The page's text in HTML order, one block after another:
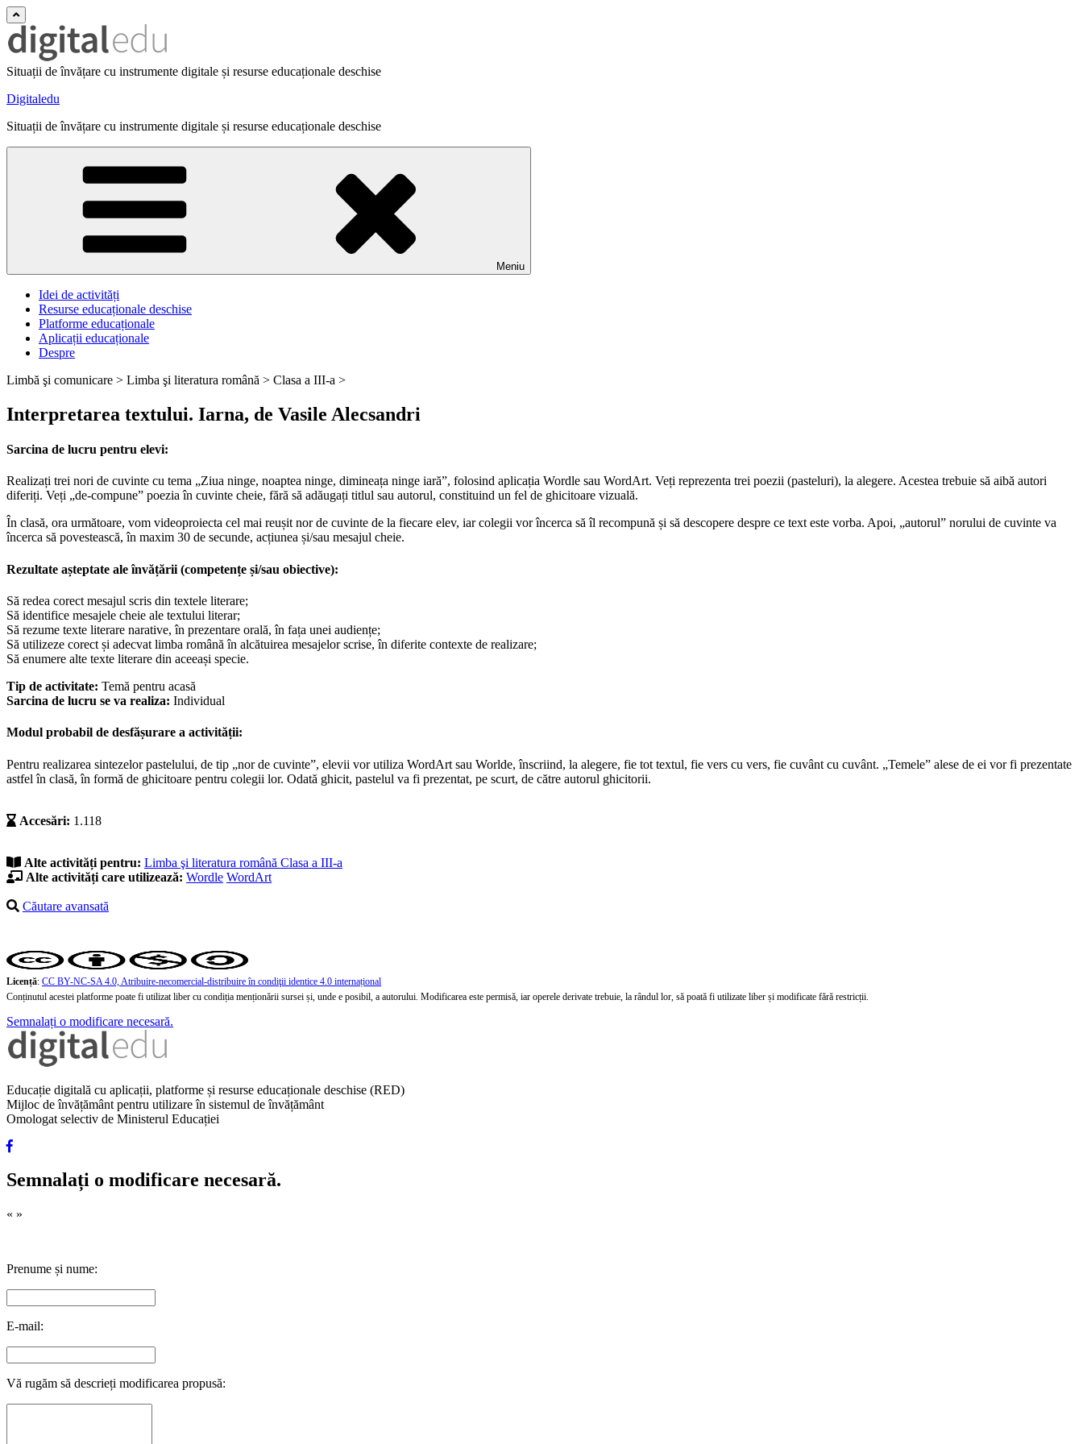
Situații de învățare cu instrumente digitale și resurse educaționale deschise
Digitaledu
Situații de învățare cu instrumente digitale și resurse educaționale deschise
Meniu
Idei de activități
Resurse educaționale deschise
Platforme educaționale
Aplicații educaționale
Despre
Limbă şi comunicare > Limba şi literatura română > Clasa a III-a >
Interpretarea textului. Iarna, de Vasile Alecsandri
Sarcina de lucru pentru elevi:
Realizați trei nori de cuvinte cu tema „Ziua ninge, noaptea ninge, dimineața ninge iară”, folosind aplicația Wordle sau WordArt. Veți reprezenta trei poezii (pasteluri), la alegere. Acestea trebuie să aibă autori
diferiți. Veți „de-compune” poezia în cuvinte cheie, fără să adăugați titlul sau autorul, constituind un fel de ghicitoare vizuală.
În clasă, ora următoare, vom videoproiecta cel mai reușit nor de cuvinte de la fiecare elev, iar colegii vor încerca să îl recompună și să descopere despre ce text este vorba. Apoi, „autorul” norului de cuvinte va
încerca să povestească, în maxim 30 de secunde, acțiunea și/sau mesajul cheie.
Rezultate așteptate ale învățării (competențe și/sau obiective):
Să redea corect mesajul scris din textele literare;
Să identifice mesajele cheie ale textului literar;
Să rezume texte literare narative, în prezentare orală, în fața unei audiențe;
Să utilizeze corect și adecvat limba română în alcătuirea mesajelor scrise, în diferite contexte de realizare;
Să enumere alte texte literare din aceeași specie.
Tip de activitate: Temă pentru acasă
Sarcina de lucru se va realiza: Individual
Modul probabil de desfășurare a activității:
Pentru realizarea sintezelor pastelului, de tip „nor de cuvinte”, elevii vor utiliza WordArt sau Worlde, înscriind, la alegere, fie tot textul, fie vers cu vers, fie cuvânt cu cuvânt. „Temele” alese de ei vor fi prezentate
astfel în clasă, în formă de ghicitoare pentru colegii lor. Odată ghicit, pastelul va fi prezentat, pe scurt, de către autorul ghicitorii.
Accesări: 1.118
Alte activități pentru: Limba şi literatura română Clasa a III-a
Alte activități care utilizează: Wordle WordArt
Căutare avansată
Licență: CC BY-NC-SA 4.0, Atribuire-necomercial-distribuire în condiţii identice 4.0 internațional
Conținutul acestei platforme poate fi utilizat liber cu condiția menționării sursei și, unde e posibil, a autorului. Modificarea este permisă, iar operele derivate trebuie, la rândul lor, să poată fi utilizate liber și modificate fără restricții.
Semnalați o modificare necesară.
Educație digitală cu aplicații, platforme și resurse educaționale deschise (RED)
Mijloc de învățământ pentru utilizare în sistemul de învățământ
Omologat selectiv de Ministerul Educației
Semnalați o modificare necesară.
« »
Prenume și nume:
E-mail:
Vă rugăm să descrieți modificarea propusă: